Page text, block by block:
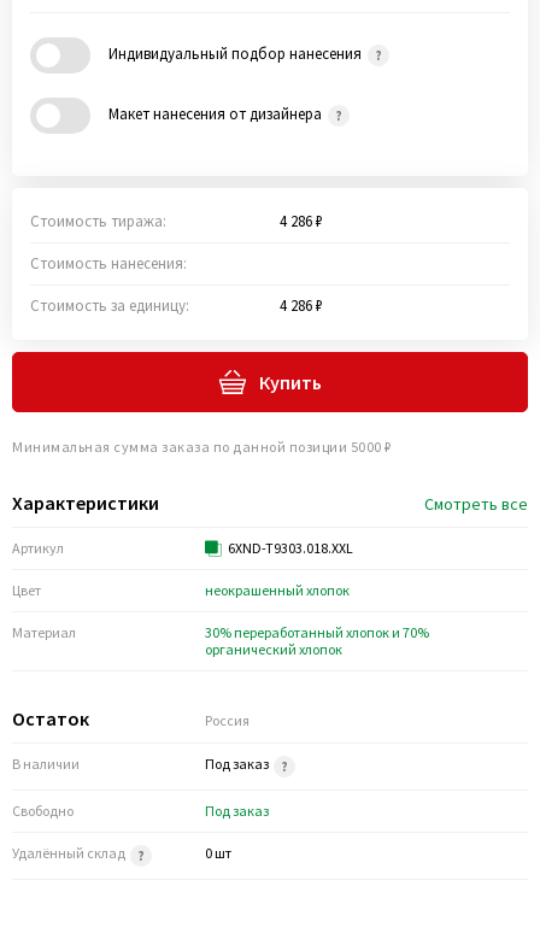
Характеристики Смотреть все
Артикул 6XND-T9303.018.XXL
Цвет неокрашенный хлопок
Материал
30% переработанный хлопок и 70%
органический хлопок
Остаток Россия
В наличии Под заказ
Свободно Под заказ
Удалённый склад 0 шт
Индивидуальный подбор нанесения
Макет нанесения от дизайнера
Стоимость тиража: 4 286 ₽
Стоимость нанесения:
Стоимость за единицу: 4 286 ₽
Купить
Минимальная сумма заказа по данной позиции 5000 ₽